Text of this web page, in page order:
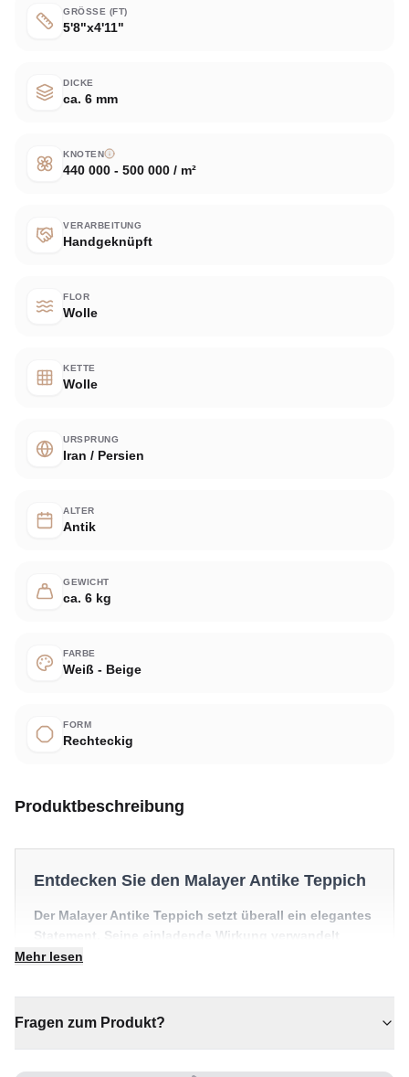
GRÖSSE (FT)
5'8"x4'11"
DICKE
ca. 6 mm
KNOTEN
440 000 - 500 000 / m²
VERARBEITUNG
Handgeknüpft
FLOR
Wolle
KETTE
Wolle
URSPRUNG
Iran / Persien
ALTER
Antik
GEWICHT
ca. 6 kg
FARBE
Weiß - Beige
FORM
Rechteckig
Produktbeschreibung
Entdecken Sie den Malayer Antike Teppich
Der Malayer Antike Teppich setzt überall ein elegantes
Statement. Seine einladende Wirkung verwandelt
jeden Raum in etwas Besonderes.
✔ Vielseitiger Stil für jeden Raum
✔ Wertet jeden Raum mühelos auf
✔ Zeitloses Design für jeden Raum
Mehr lesen
Fragen zum Produkt?